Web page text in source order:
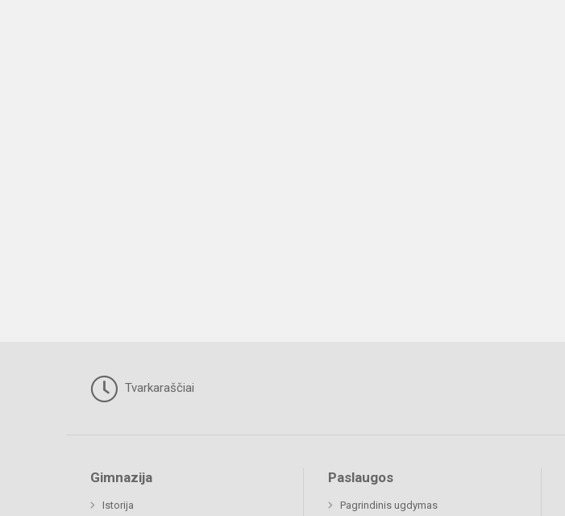
Tvarkaraščiai
Gimnazija
Istorija
Paslaugos
Pagrindinis ugdymas